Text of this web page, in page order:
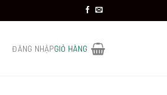
ĐĂNG NHẬPGIỎ HÀNG